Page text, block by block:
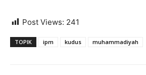
Post Views: 241
TOPIK ipm kudus muhammadiyah